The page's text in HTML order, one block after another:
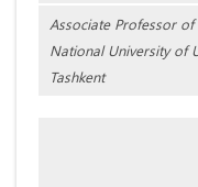
Associate Professor
National University of
Tashkent